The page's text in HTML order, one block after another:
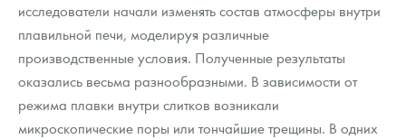
исследователи начали изменять состав атмосферы внутри
плавильной печи, моделируя различные
производственные условия. Полученные результаты
оказались весьма разнообразными. В зависимости от
режима плавки внутри слитков возникали
микроскопические поры или тончайшие трещины. В одних